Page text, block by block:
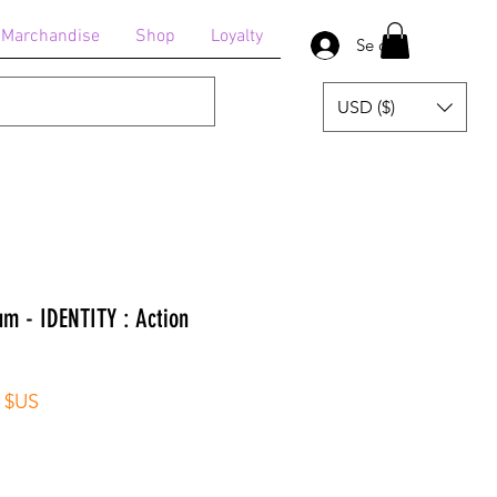
Marchandise Shop Loyalty Se connecter
USD ($)
- IDENTITY : Action